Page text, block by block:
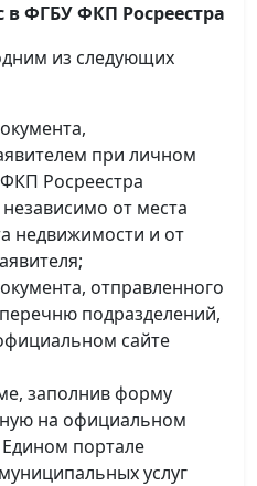
в ФГБУ ФКП Росреестра
из следующих
при личном
Росреестра
от места
недвижимости и от
отправленного
подразделений,
сайте
заполнив форму
на официальном
Едином портале
услуг